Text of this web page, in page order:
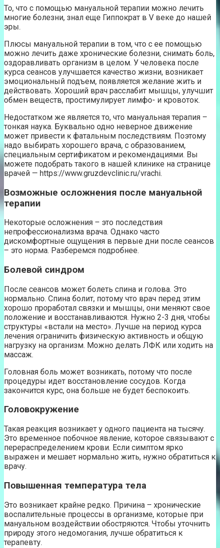
То, что с помощью мануальной терапии можно лечить
многие болезни, знал еще Гиппократ в V веке до нашей
эры.
Плюсы мануальной терапии в том, что с ее помощью
можно лечить даже хронические болезни, снимать боль,
оздоравливать организм в целом. У человека после
курса сеансов улучшается качество жизни, возникает
эмоциональный подъем, появляется желание жить и
действовать. Хороший врач расслабит мышцы, улучшит
обмен веществ, простимулирует лимфо- и кровоток.
Недостатком же является то, что мануальная терапия –
тонкая наука. Буквально одно неверное движение
может привести к фатальным последствиям. Поэтому
надо выбирать хорошего врача, с образованием,
специальным сертификатом и рекомендациями. Вы
можете подобрать такого в нашей клинике на странице
врачей — https://www.gruzdevclinic.ru/vrachi.
Возможные осложнения после мануальной
терапии
Некоторые осложнения – это последствия
непрофессионализма врача. Однако часто
дискомфортные ощущения в первые дни после сеансов
– это норма. Разберемся подробнее.
Болевой синдром
После сеансов может болеть спина и голова. Это
нормально. Спина болит, потому что врач перед этим
хорошо проработал связки и мышцы, они меняют свое
положение и восстанавливаются. Нужно 2-3 дня, чтобы
структуры «встали на место». Лучше на период курса
лечения ограничить физическую активность и общую
нагрузку на организм. Можно делать ЛФК или ходить на
массаж.
Головная боль может возникать, потому что после
процедуры идет восстановление сосудов. Когда
закончится курс, она больше не будет беспокоить.
Головокружение
Такая реакция возникает у одного пациента на тысячу.
Это временное побочное явление, которое связывают с
перераспределением крови. Если симптом ярко
выражен и мешает нормально жить, нужно обратиться к
врачу.
Повышенная температура тела
Это возникает крайне редко. Причина – хронические
воспалительные процессы в организме, которые при
мануальном воздействии обостряются. Чтобы уточнить
природу этого недомогания, лучше обратиться к
терапевту.